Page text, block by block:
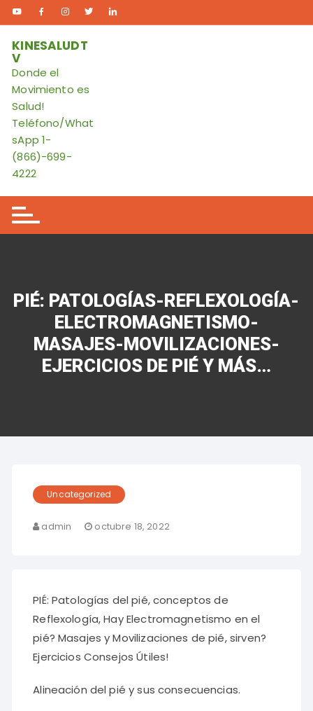
Skip
to
content
KINESALUDT
V
Donde el
Movimiento es
Salud!
Teléfono/What
sApp 1-
(866)-699-
4222
PIÉ: PATOLOGÍAS-REFLEXOLOGÍA-
ELECTROMAGNETISMO-
MASAJES-MOVILIZACIONES-
EJERCICIOS DE PIÉ Y MÁS…
Uncategorized
admin octubre 18, 2022
PIÉ: Patologías del pié, conceptos de
Reflexología, Hay Electromagnetismo en el
pié? Masajes y Movilizaciones de pié, sirven?
Ejercicios Consejos Útiles!
Alineación del pié y sus consecuencias.